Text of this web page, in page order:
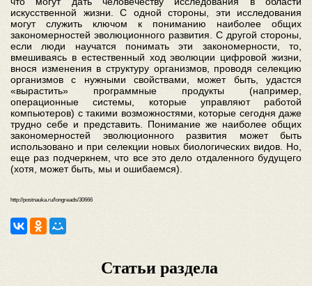
искусственной жизни. С одной стороны, эти исследования
могут служить ключом к пониманию наиболее общих
закономерностей эволюционного развития. С другой стороны,
если люди научатся понимать эти закономерности, то,
вмешиваясь в естественный ход эволюции цифровой жизни,
внося изменения в структуру организмов, проводя селекцию
организмов с нужными свойствами, может быть, удастся
«вырастить» программные продукты (например,
операционные системы, которые управляют работой
компьютеров) с такими возможностями, которые сегодня даже
трудно себе и представить. Понимание же наиболее общих
закономерностей эволюционного развития может быть
использовано и при селекции новых биологических видов. Но,
еще раз подчеркнем, что все это дело отдаленного будущего
(хотя, может быть, мы и ошибаемся).
http://postnauka.ru/longreads/30666
Статьи раздела